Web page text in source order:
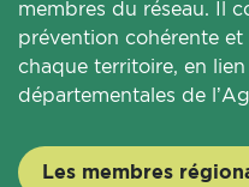
membres du réseau. Il
prévention cohérente
chaque territoire, en
départementales de
Les membres